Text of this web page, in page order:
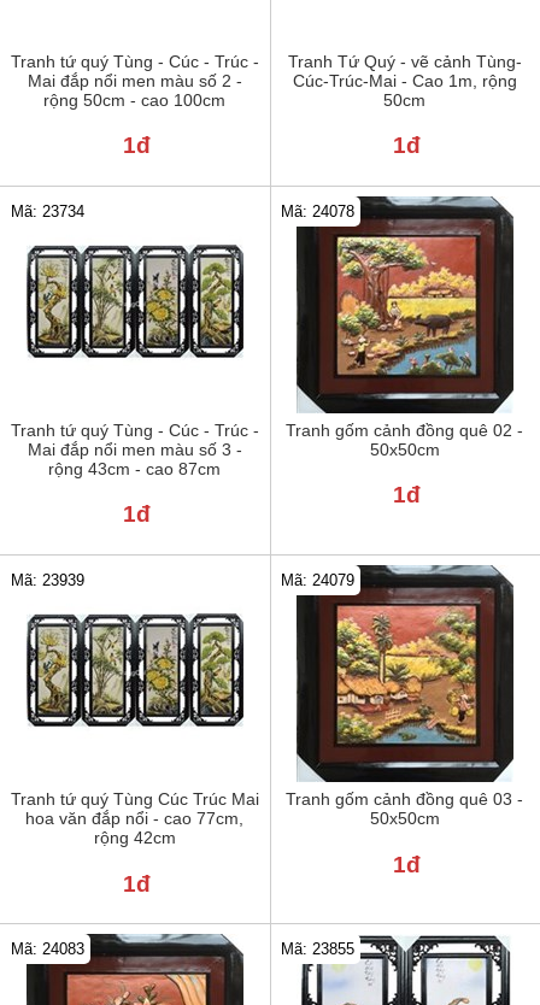
Tranh tứ quý Tùng - Cúc - Trúc -
Mai đắp nổi men màu số 2 -
rộng 50cm - cao 100cm
1đ
Tranh Tứ Quý - vẽ cảnh Tùng-
Cúc-Trúc-Mai - Cao 1m, rộng
50cm
1đ
Tranh tứ quý Tùng - Cúc - Trúc -
Mai đắp nổi men màu số 3 -
rộng 43cm - cao 87cm
Mã: 23734
1đ
Tranh gốm cảnh đồng quê 02 -
50x50cm
Mã: 24078
1đ
Tranh tứ quý Tùng Cúc Trúc Mai
hoa văn đắp nổi - cao 77cm,
rộng 42cm
Mã: 23939
1đ
Tranh gốm cảnh đồng quê 03 -
50x50cm
Mã: 24079
1đ
Mã: 24083 Mã: 23855